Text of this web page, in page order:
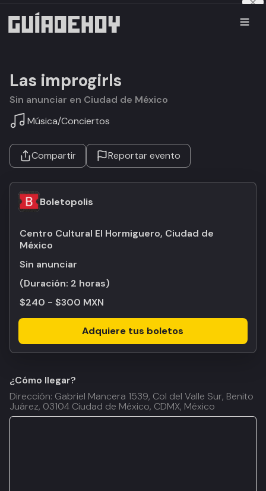
Las improgirls
Sin anunciar en Ciudad de México
Música/Conciertos
Compartir Reportar evento
Boletopolis
Centro Cultural El Hormiguero, Ciudad de
México
Sin anunciar
(Duración: 2 horas)
$240 - $300 MXN
Adquiere tus boletos
¿Cómo llegar?
Dirección: Gabriel Mancera 1539, Col del Valle Sur, Benito
Juárez, 03104 Ciudad de México, CDMX, México